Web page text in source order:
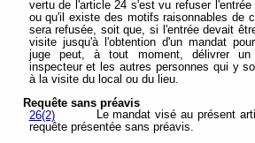
vertu de l'article 24 s'est vu refuser
ou qu'il existe des motifs raisonnables de
sera refusée, soit que, si l'entrée devait
visite jusqu'à l'obtention d'un mandat
juge peut, à tout moment, délivrer un
inspecteur et les autres personnes qui y
à la visite du local ou du lieu.
Requête sans préavis
26(2)
Le mandat visé au présent
requête présentée sans préavis.